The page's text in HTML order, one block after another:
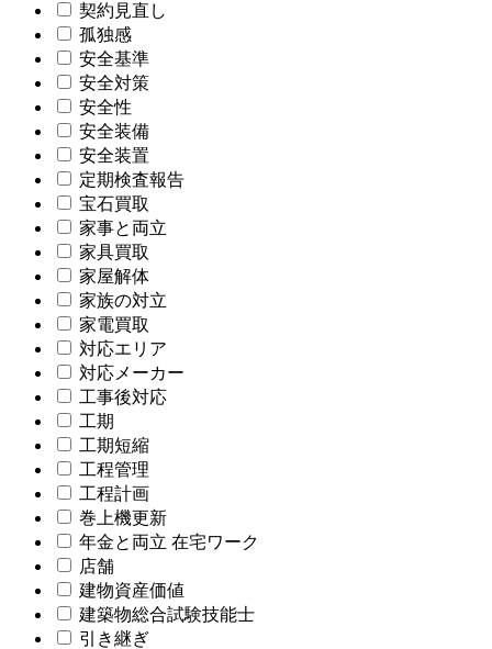
契約見直し
孤独感
安全基準
安全対策
安全性
安全装備
安全装置
定期検査報告
宝石買取
家事と両立
家具買取
家屋解体
家族の対立
家電買取
対応エリア
対応メーカー
工事後対応
工期
工期短縮
工程管理
工程計画
巻上機更新
年金と両立 在宅ワーク
店舗
建物資産価値
建築物総合試験技能士
引き継ぎ